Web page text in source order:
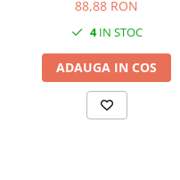
88,88 RON
4IN STOC
ADAUGA IN COS